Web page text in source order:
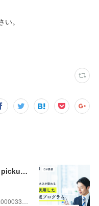
。
顧客の「生の声」を、現場の改善へ。pickupon、実践型「DX人材育成研修」の提供を開始